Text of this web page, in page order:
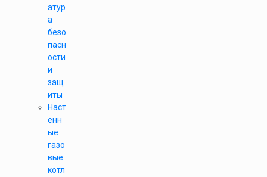
атур
а
безо
пасн
ости
и
защ
иты
Наст
енн
ые
газо
вые
котл